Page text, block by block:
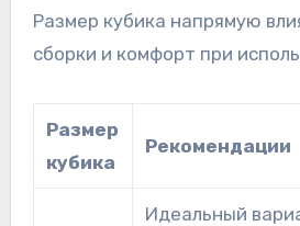
Размер кубика напрямую
сборки и комфорт при
Размер
кубика
Рекомендации
Идеальный